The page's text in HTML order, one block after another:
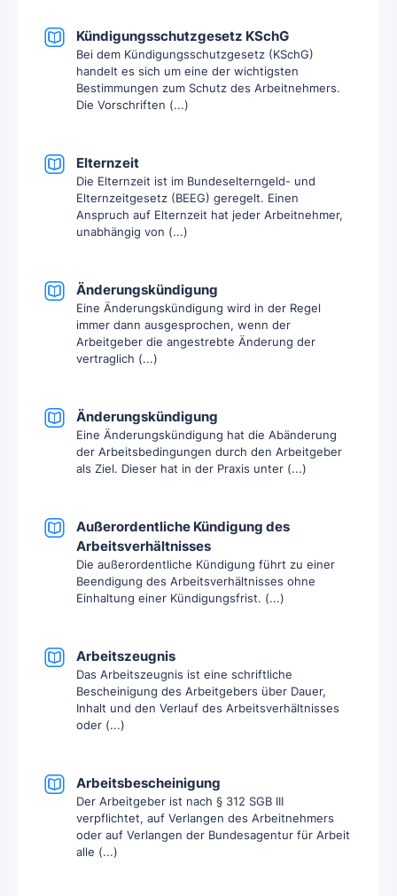
Kündigungsschutzgesetz KSchG
Bei dem Kündigungsschutzgesetz (KSchG)
handelt es sich um eine der wichtigsten
Bestimmungen zum Schutz des Arbeitnehmers.
Die Vorschriften (...)
Elternzeit
Die Elternzeit ist im Bundeselterngeld- und
Elternzeitgesetz (BEEG) geregelt. Einen
Anspruch auf Elternzeit hat jeder Arbeitnehmer,
unabhängig von (...)
Änderungskündigung
Eine Änderungskündigung wird in der Regel
immer dann ausgesprochen, wenn der
Arbeitgeber die angestrebte Änderung der
vertraglich (...)
Änderungskündigung
Eine Änderungskündigung hat die Abänderung
der Arbeitsbedingungen durch den Arbeitgeber
als Ziel. Dieser hat in der Praxis unter (...)
Außerordentliche Kündigung des
Arbeitsverhältnisses
Die außerordentliche Kündigung führt zu einer
Beendigung des Arbeitsverhältnisses ohne
Einhaltung einer Kündigungsfrist. (...)
Arbeitszeugnis
Das Arbeitszeugnis ist eine schriftliche
Bescheinigung des Arbeitgebers über Dauer,
Inhalt und den Verlauf des Arbeitsverhältnisses
oder (...)
Arbeitsbescheinigung
Der Arbeitgeber ist nach § 312 SGB III
verpflichtet, auf Verlangen des Arbeitnehmers
oder auf Verlangen der Bundesagentur für Arbeit
alle (...)